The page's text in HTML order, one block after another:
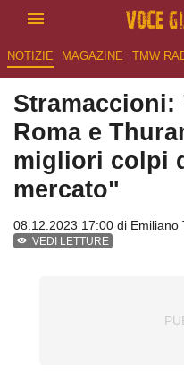
NOTIZIE MAGAZINE TMW
Roma e
migliori colpi
mercato"
08.12.2023 17:00 di Emiliano
VEDI LETTURE